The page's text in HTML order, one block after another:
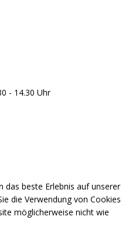
- 14.30 Uhr
das beste Erlebnis auf unserer
die Verwendung von Cookies
möglicherweise nicht wie